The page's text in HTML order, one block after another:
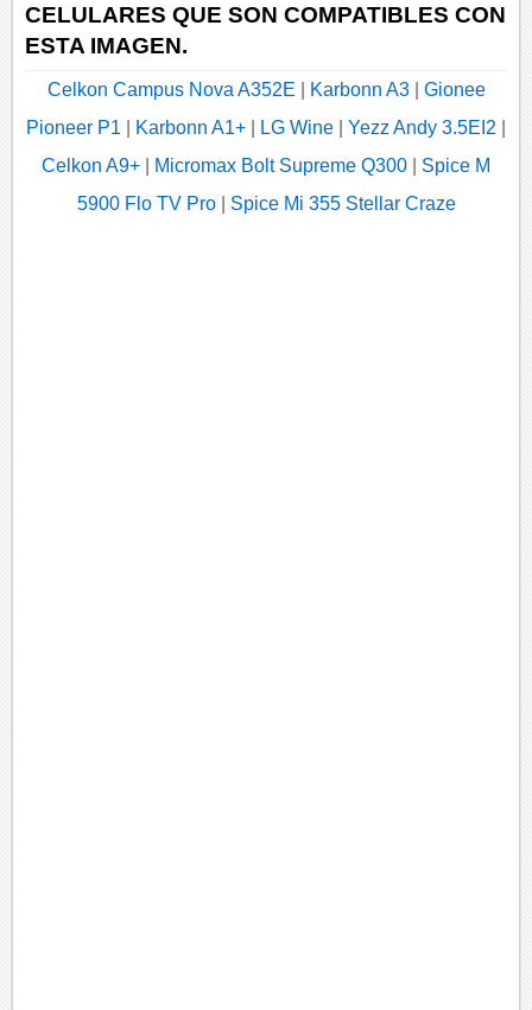
CELULARES QUE SON COMPATIBLES CON
ESTA IMAGEN.
Celkon Campus Nova A352E Karbonn A3| Gionee
Pioneer P1
Karbonn A1+ LG Wine Yezz Andy 3.5EI2
Celkon A9+
Micromax Bolt Supreme Q300
Spice M
5900 Flo TV Pro| Spice Mi 355 Stellar Craze